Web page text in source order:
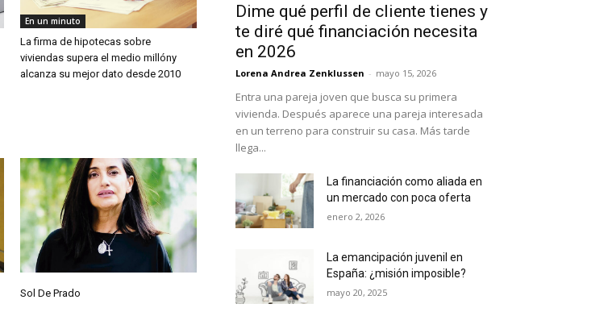
En un minuto
La firma de hipotecas sobre
viviendas supera el medio millóny
alcanza su mejor dato desde 2010
Sol De Prado
Dime qué perfil de cliente tienes y
te diré qué financiación necesita
en 2026
Lorena Andrea Zenklussen - mayo 15, 2026
Entra una pareja joven que busca su primera
vivienda. Después aparece una pareja interesada
en un terreno para construir su casa. Más tarde
llega...
La financiación como aliada en
un mercado con poca oferta
enero 2, 2026
La emancipación juvenil en
España: ¿misión imposible?
mayo 20, 2025